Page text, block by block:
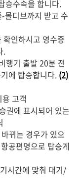
승수속을 합니다.
디브까지 받고 수
인하시고 영수증
.
행기 출발 20분 전
에 탑승합니다. (2)
고객
권에 표시되어 있는
뀌는 경우가 있으
공편명으로 탑승게
시간에 맞춰 대기/